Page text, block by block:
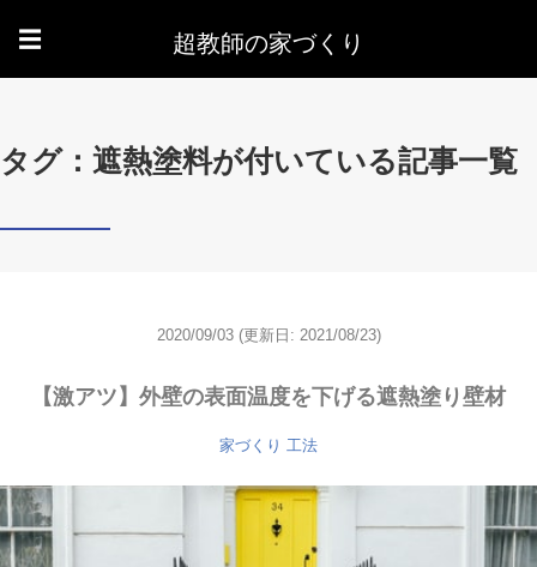
☰ 超教師の家づくり
タグ：遮熱塗料が付いている記事一覧
2020/09/03 (更新日: 2021/08/23)
【激アツ】外壁の表面温度を下げる遮熱塗り壁材
家づくり 工法